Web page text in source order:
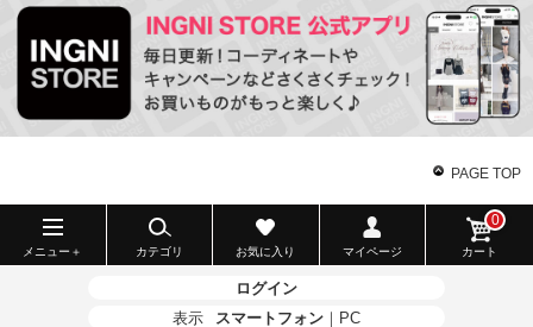
PAGE TOP
メニュー＋ カテゴリ お気に入り マイページ カート
0
ログイン
表示
スマートフォン ｜ PC